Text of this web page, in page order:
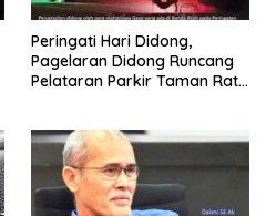
Peringati Hari Didong,
Pagelaran Didong Runcang
Pelataran Parkir Taman Ratu